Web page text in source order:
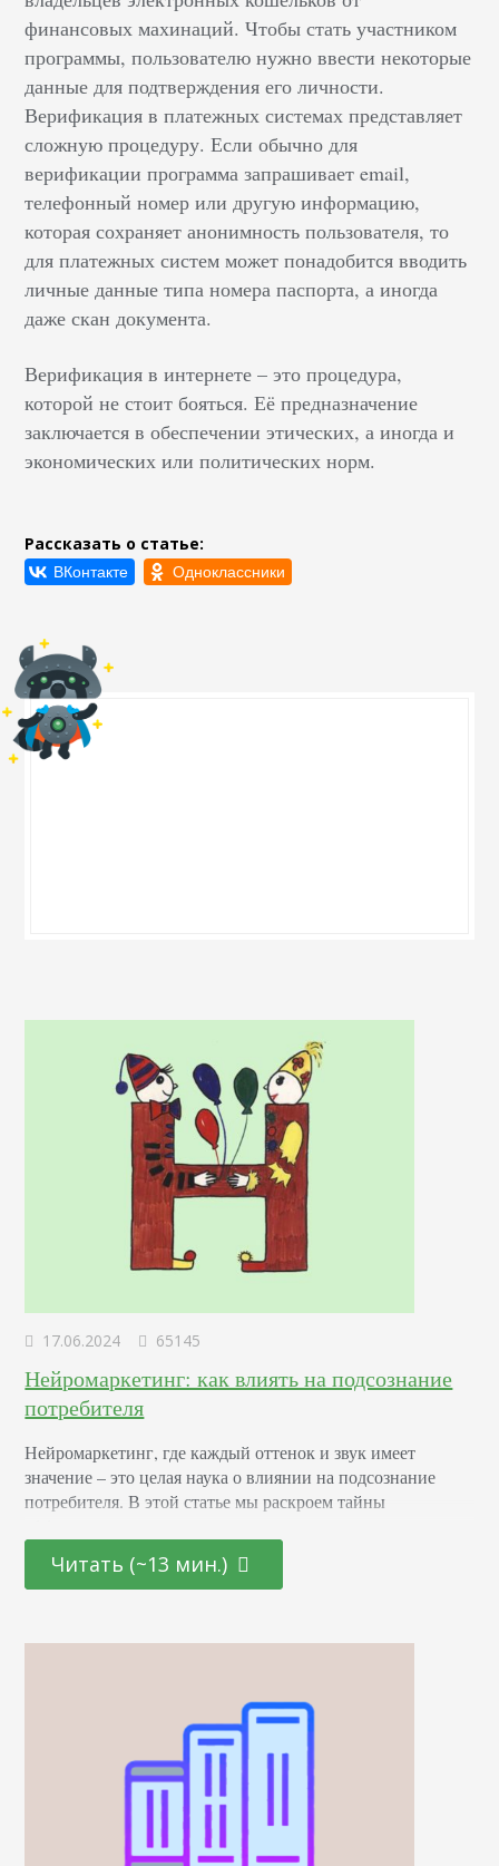
финансовых махинаций. Чтобы стать участником
программы, пользователю нужно ввести некоторые
данные для подтверждения его личности.
Верификация в платежных системах представляет
сложную процедуру. Если обычно для
верификации программа запрашивает email,
телефонный номер или другую информацию,
которая сохраняет анонимность пользователя, то
для платежных систем может понадобится вводить
личные данные типа номера паспорта, а иногда
даже скан документа.
Верификация в интернете – это процедура,
которой не стоит бояться. Её предназначение
заключается в обеспечении этических, а иногда и
экономических или политических норм.
Рассказать о статье:
17.06.2024 65145
Нейромаркетинг: как влиять на подсознание
потребителя
Нейромаркетинг, где каждый оттенок и звук имеет
значение – это целая наука о влиянии на подсознание
потребителя. В этой статье мы раскроем тайны
последних достижениях в области психологии и
нейронаук. От подбора цветовой палитры до создания
человеческого сознания для повышения интереса и
Читать (~13 мин.)